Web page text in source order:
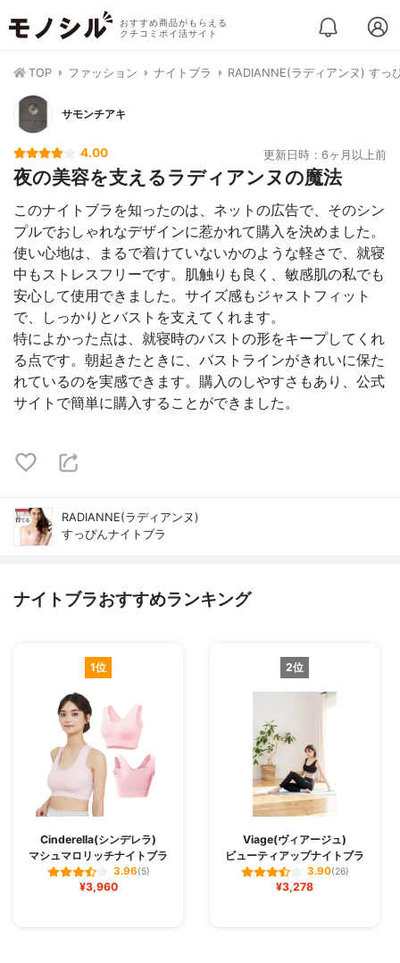
おすすめ商品がもらえる
クチコミポイ活サイト
TOP ファッション ナイトブラ RADIANNE(ラディアンヌ) すっ
サモンチアキ
4.00 更新日時：6ヶ月以上前
夜の美容を支えるラディアンヌの魔法
このナイトブラを知ったのは、ネットの広告で、そのシン
プルでおしゃれなデザインに惹かれて購入を決めました。
使い心地は、まるで着けていないかのような軽さで、就寝
中もストレスフリーです。肌触りも良く、敏感肌の私でも
安心して使用できました。サイズ感もジャストフィット
で、しっかりとバストを支えてくれます。
特によかった点は、就寝時のバストの形をキープしてくれ
る点です。朝起きたときに、バストラインがきれいに保た
れているのを実感できます。購入のしやすさもあり、公式
サイトで簡単に購入することができました。
RADIANNE(ラディアンヌ)
すっぴんナイトブラ
ナイトブラおすすめランキング
1位
Cinderella(シンデレラ)
マシュマロリッチナイトブラ
3.96(5)
¥3,960
2位
Viage(ヴィアージュ)
ビューティアップナイトブラ
3.90(26)
¥3,278